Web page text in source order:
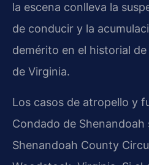
la escena conlleva la
de conducir y la
demérito en el historial
de Virginia.
Los casos de atropello y
Condado de Shenandoah
Shenandoah County